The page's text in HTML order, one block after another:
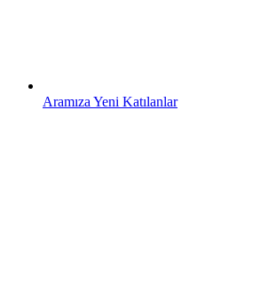
Aramıza Yeni Katılanlar